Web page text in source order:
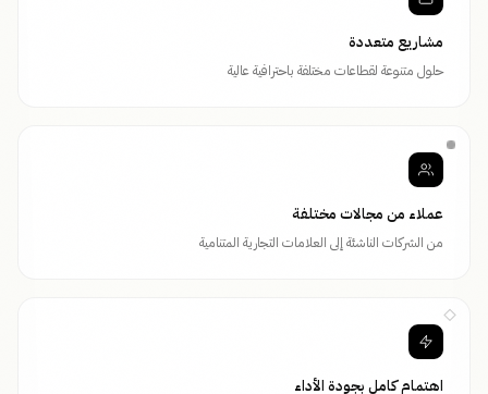
مشاريع متعددة
حلول متنوعة لقطاعات مختلفة باحترافية عالية
عملاء من مجالات مختلفة
من الشركات الناشئة إلى العلامات التجارية المتنامية
اهتمام كامل بجودة الأداء